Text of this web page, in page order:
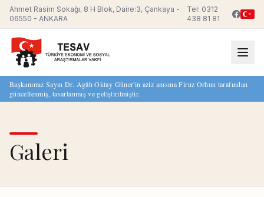
Ahmet Rasim Sokağı, 8 H Blok, Daire:3, Çankaya -
06550 - ANKARA
Tel: 0312
438 81 81
Başkanımız Sayın Dr. Agâh Oktay Güner'in aziz anısına Firuz Orhun tarafından
güncellenmiş, tasarlanmış ve geliştirilmiştir.
Galeri